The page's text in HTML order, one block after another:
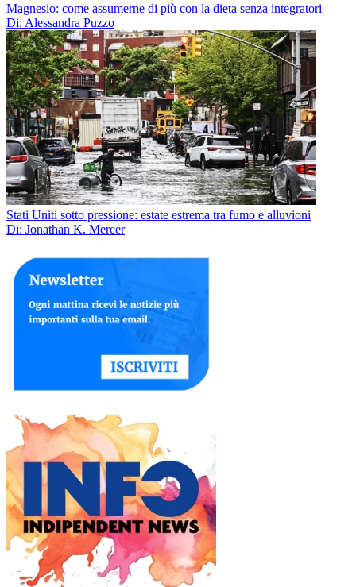
Magnesio: come assumerne di più con la dieta senza integratori
Di: Alessandra Puzzo
Stati Uniti sotto pressione: estate estrema tra fumo e alluvioni
Di: Jonathan K. Mercer